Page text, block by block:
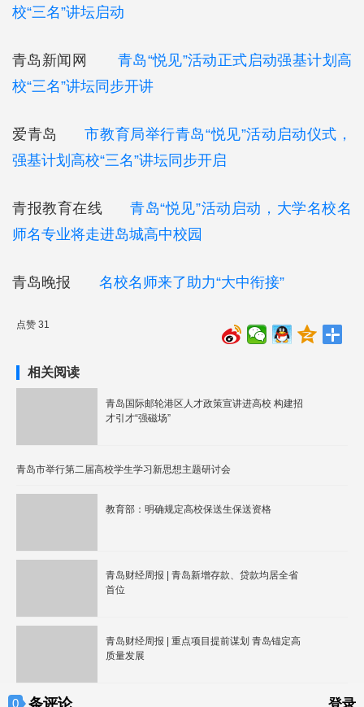
校“三名”讲坛启动
青岛新闻网 青岛“悦见”活动正式启动强基计划高
校“三名”讲坛同步开讲
爱青岛市教育局举行青岛“悦见”活动启动仪式，
强基计划高校“三名”讲坛同步开启
青报教育在线
青岛“悦见”活动启动，大学名校名
师名专业将走进岛城高中校园
青岛晚报 名校名师来了助力“大中衔接”
点赞 31
相关阅读
青岛国际邮轮港区人才政策宣讲进高校 构建招
才引才“强磁场”
青岛市举行第二届高校学生学习新思想主题研讨会
教育部：明确规定高校保送生保送资格
青岛财经周报 | 青岛新增存款、贷款均居全省
首位
青岛财经周报 | 重点项目提前谋划 青岛锚定高
质量发展
0 条评论 登录